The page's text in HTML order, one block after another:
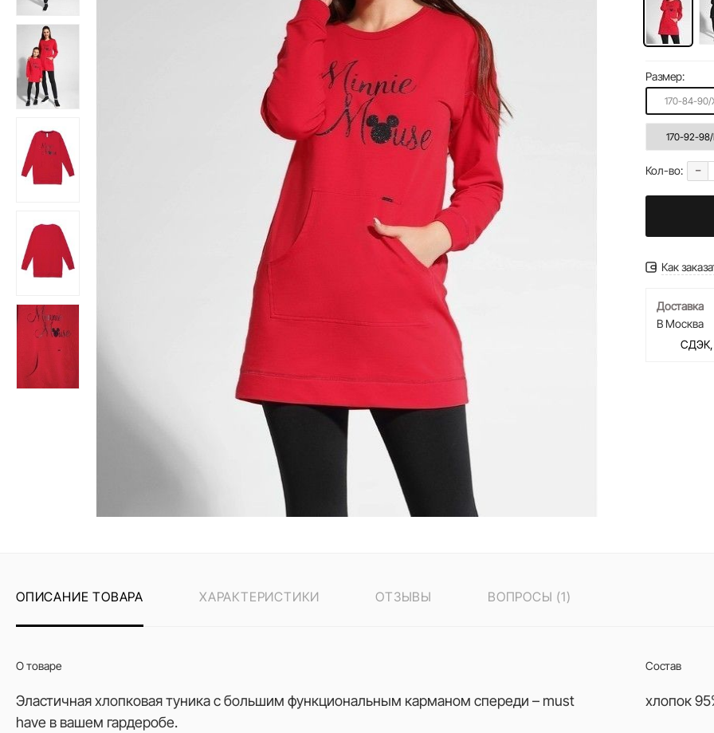
Размер:
170-84-90/
170-92-
Кол-во: -
Как
Доставка
В Москва
СДЭК,
ОПИСАНИЕ ТОВАРА ХАРАКТЕРИСТИКИ ОТЗЫВЫ ВОПРОСЫ (1)
О товаре
Эластичная хлопковая туника с большим функциональным карманом спереди – must
have в вашем гардеробе.
Состав
хлопок